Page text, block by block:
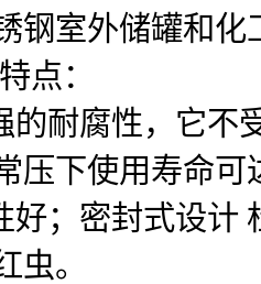
钢室外储罐和
点：
的耐腐性，它不
压下使用寿命可
好；密封式设计
虫。